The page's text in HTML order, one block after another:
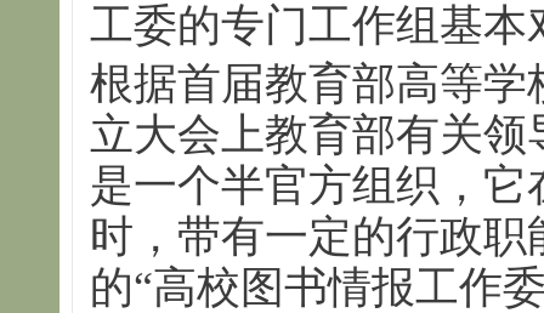
工委的专门工作组基
根据首届教育部高等
立大会上教育部有关
是一个半官方组织，
时，带有一定的行政
的“高校图书情报工作